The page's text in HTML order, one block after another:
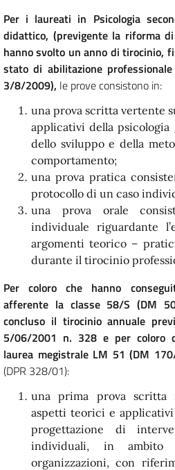
Per i laureati in Psicologia
didattico, (previgente la riforma
hanno svolto un anno di tirocinio,
stato di abilitazione
3/8/2009), le prove consistono in:
una prova scritta vertente
applicativi della psicologia
dello sviluppo e della
comportamento;
una prova pratica
protocollo di un caso
una prova orale
individuale riguardante
argomenti teorico –
durante il tirocinio
Per coloro che hanno
afferente la classe 58/S (DM
concluso il tirocinio annuale
5/06/2001 n. 328 e per coloro
laurea megistrale LM 51 (DM
(DPR 328/01):
una prima prova scritta
aspetti teorici e applicativi
progettazione di
individuali, in
organizzazioni, con